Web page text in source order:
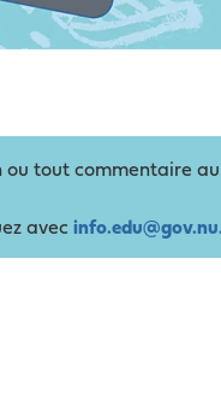
ou tout commentaire
avec